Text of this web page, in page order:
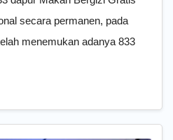
secara permanen, pada
menemukan adanya 833